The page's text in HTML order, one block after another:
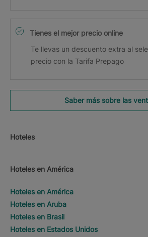
Tienes el mejor precio online
Te llevas un descuento extra al
precio con la Tarifa Prepago
Saber más sobre las
Hoteles
Hoteles en América
Hoteles en América
Hoteles en Aruba
Hoteles en Brasil
Hoteles en Estados Unidos